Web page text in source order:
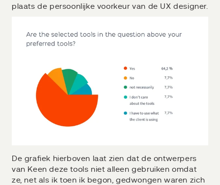
plaats de persoonlijke voorkeur van de UX designer.
De grafiek hierboven laat zien dat de ontwerpers
van Keen deze tools niet alleen gebruiken omdat
ze, net als ik toen ik begon, gedwongen waren zich